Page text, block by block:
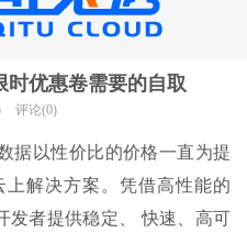
时优惠卷需要的自取
评论(0)
据以性价比的价格一直为提
解决方案。凭借高性能的
发者提供稳定、 快速、高可